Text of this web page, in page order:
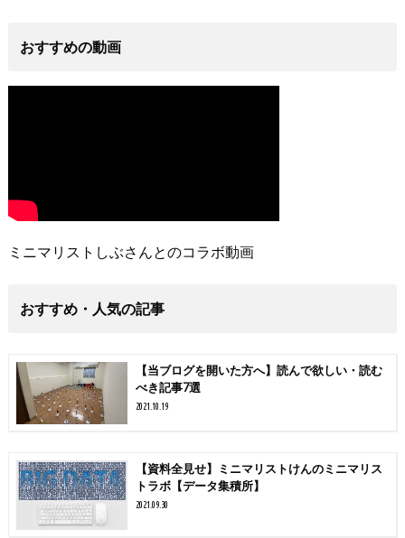
おすすめの動画
ミニマリストしぶさんとのコラボ動画
おすすめ・人気の記事
【当ブログを開いた方へ】読んで欲しい・読む
べき記事7選
2021.10.19
【資料全見せ】ミニマリストけんのミニマリス
トラボ【データ集積所】
2021.09.30